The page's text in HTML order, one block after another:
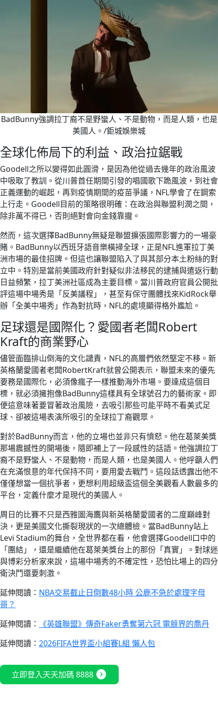
BadBunny強調拉丁裔不是野蠻人、不是動物，而是人類，也是
美國人。/鉅城娛樂城
全球化佈局下的利益、政治拉鋸戰
Goodell之所以變得如此圓滑，是因為他從過去幾年的政治風波
中吸取了教訓。從川普首任期間引發的唱國歌下跪風波，到社會
正義運動的崛起，再到疫情期間的疫苗爭議，NFL學會了在鋼索
上行走。Goodell目前的策略很明確：在政治與聯盟利潤之間，
除非萬不得已，否則絕對會向金錢靠攏。
然而，這次選擇BadBunny無疑是聯盟擴張國際影響力的一場豪
賭。BadBunny以西班牙語音樂橫掃全球，正是NFL進軍拉丁美
洲市場的最佳招牌。但這也讓聯盟陷入了與其部分本土粉絲的對
立中。特別是當前美國政府針對疑似非法移民的逮捕與遣返行動
日益頻繁，拉丁美洲社區成為主要目標。當川普政府官員公開批
評這場中場秀是「反美議程」，甚至有保守團體找來KidRock舉
辦「全美中場秀」作為對抗時，NFL的處境顯得格外尷尬。
足球還是國際化？愛國者老闆Robert
Kraft的商業野心
儘管面臨排山倒海的文化譴責，NFL的高層們依然堅定不移。新
英格蘭愛國者老闆RobertKraft就曾公開表示，聯盟未來的優先
要務是國際化，必須像瘋子一樣推動海外市場。要達成這個目
標，就必須擁抱像BadBunny這樣具有全球號召力的藝術家。即
便這意味著要冒著政治風險，去吸引那些可能平時不看美式足
球、卻被這場表演所吸引的全球拉丁裔觀眾。
對於BadBunny而言，他的立場也並非只有憤怒。他在葛萊美獎
那場震撼性的開場後，隨即補上了一段感性的話語。他強調拉丁
裔不是野蠻人、不是動物，而是人類，也是美國人。他呼籲人們
在充滿恨意的年代保持不同，要用愛去戰鬥。這段話透露出他不
僅僅想當一個抗爭者，更想利用超級盃這個全美觀看人數最多的
平台，定義什麼才是現代的美國人。
周日的比賽不只是西雅圖海鷹與新英格蘭愛國者的二度巔峰對
決，更是美國文化撕裂現狀的一次總體檢。當BadBunny站上
Levi Stadium的舞台，全世界都在看，他會選擇Goodell口中的
「團結」，還是繼續他在葛萊美獎台上的那份「真實」。對球迷
與博彩分析家來說，這場中場秀的不確定性，恐怕比場上的四分
衛決鬥還要刺激。
延伸閱讀： NBA交易截止日倒數48小時 公鹿不急於處理字母
哥？
延伸閱讀：
《英雄聯盟》傳奇Faker勇奪第六冠 電競界的喬丹
延伸閱讀： 2026FIFA世界盃小組賽L組 懶人包
立即登入天天加碼 8888 expand_circle_right